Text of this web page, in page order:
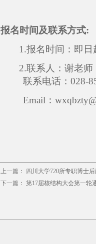
报名时间及联系方式:
1.报名时间：即日
2.联系人：谢
联系电话：028-
Email：
上一篇：
四川大学720所专职博士
下一篇： 第17届核结构大会第一轮